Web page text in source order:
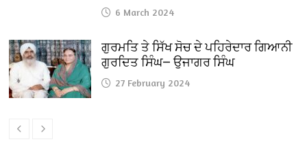
6 March 2024
ਗੁਰਮਤਿ ਤੇ ਸਿੱਖ ਸੋਚ ਦੇ ਪਹਿਰੇਦਾਰ ਗਿਆਨੀ
ਗੁਰਦਿਤ ਸਿੰਘ— ਉਜਾਗਰ ਸਿੰਘ
27 February 2024